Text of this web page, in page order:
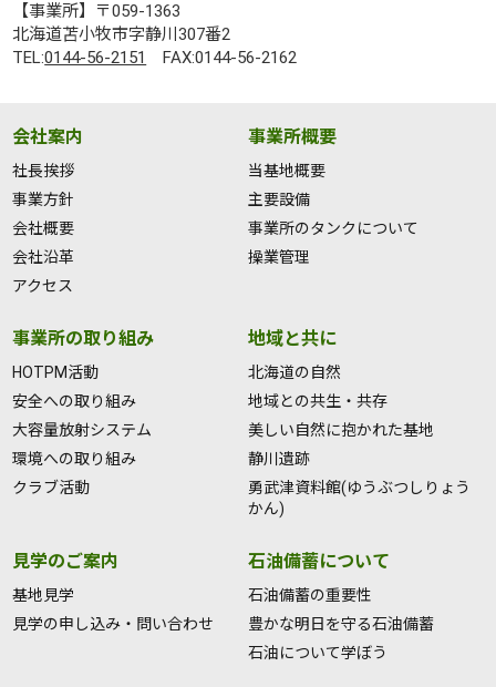
【事業所】〒059-1363
北海道苫小牧市字静川307番2
TEL:0144-56-2151 FAX:0144-56-2162
会社案内
社長挨拶
事業方針
会社概要
会社沿革
アクセス
事業所概要
当基地概要
主要設備
事業所のタンクについて
操業管理
事業所の取り組み
HOTPM活動
安全への取り組み
大容量放射システム
環境への取り組み
クラブ活動
地域と共に
北海道の自然
地域との共生・共存
美しい自然に抱かれた基地
静川遺跡
勇武津資料館(ゆうぶつしりょう
かん)
見学のご案内
基地見学
見学の申し込み・問い合わせ
石油備蓄について
石油備蓄の重要性
豊かな明日を守る石油備蓄
石油について学ぼう